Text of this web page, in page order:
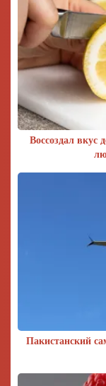
Воссоздал вкус
Пакистанский